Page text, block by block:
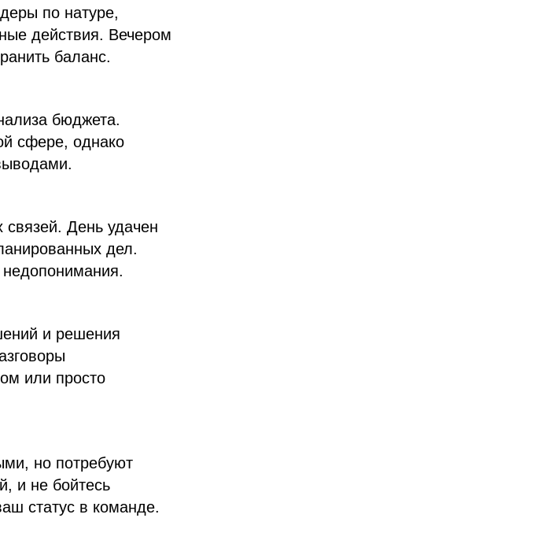
по натуре,
действия. Вечером
баланс.
бюджета.
сфере, однако
День удачен
дел.
недопонимания.
и решения
или просто
но потребуют
и не бойтесь
статус в команде.